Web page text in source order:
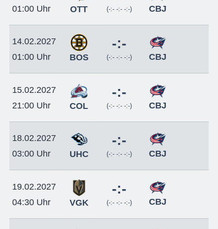
01:00 Uhr
OTT (-:- -:- -:-) CBJ
14.02.2027
01:00 Uhr
BOS
-:-
(-:- -:- -:-) CBJ
15.02.2027
21:00 Uhr
COL
-:-
(-:- -:- -:-) CBJ
18.02.2027
03:00 Uhr
UHC
-:-
(-:- -:- -:-) CBJ
19.02.2027
04:30 Uhr
VGK
-:-
(-:- -:- -:-) CBJ